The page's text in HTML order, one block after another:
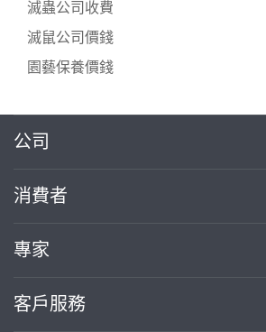
滅蟲公司收費
滅鼠公司價錢
園藝保養價錢
公司
消費者
專家
客戶服務